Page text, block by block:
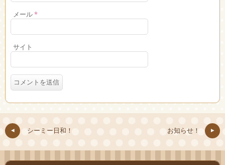
メール*
サイト
シーミー日和！ お知らせ！